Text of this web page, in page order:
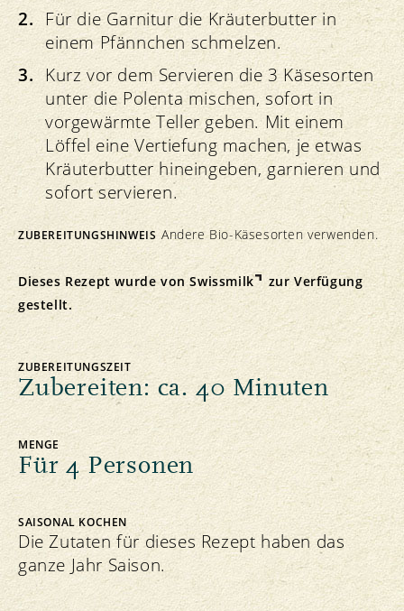
Für die Garnitur die Kräuterbutter in
einem Pfännchen schmelzen.
Kurz vor dem Servieren die 3 Käsesorten
unter die Polenta mischen, sofort in
vorgewärmte Teller geben. Mit einem
Löffel eine Vertiefung machen, je etwas
Kräuterbutter hineingeben, garnieren und
sofort servieren.
ZUBEREITUNGSHINWEIS Andere Bio-Käsesorten verwenden.
Dieses Rezept wurde vonSwissmilk
zur Verfügung
gestellt.
ZUBEREITUNGSZEIT
Zubereiten: ca. 40 Minuten
MENGE
Für 4 Personen
SAISONAL KOCHEN
Die Zutaten für dieses Rezept haben das
ganze Jahr Saison.